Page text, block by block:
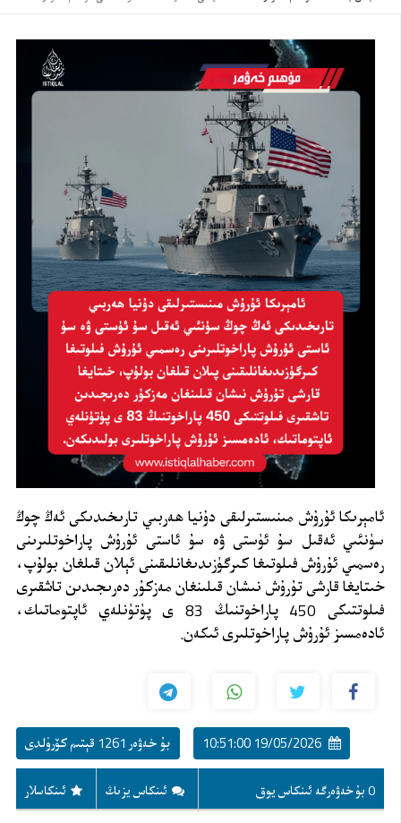
ئامېرىكا ئۇرۇش مىنىستىرلىقى دۇنيا ھەربىي تارىخىدىكى ئەڭ چوڭ
سۈنئىي ئەقىل سۇ ئۈستى ۋە سۇ ئاستى ئۇرۇش پاراخوتلىرىنى
رەسمىي ئۇرۇش فىلوتىغا كىرگۈزىدىغانلىقىنى ئېلان قىلغان بولۇپ،
خىتايغا قارشى تۇرۇش نىشان قىلىنغان مەزكۇر دەرىجىدىن تاشقىرى
فىلوتتىكى 450 پاراخوتنىڭ 83 ى پۈتۈنلەي ئاپتوماتىك،
ئادەمسىز ئۇرۇش پاراخوتلىرى ئىكەن.
بۇ خەۋەر 1261 قېتىم كۆرۈلدى 19/05/2026 10:51:00
ئىنكاسلار ئىنكاس يزىڭ 0 بۇ خەۋەرگە ئىنكاس يوق